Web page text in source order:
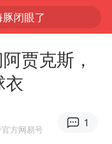
告全体市民书》
贾克斯，
衣
官方网易号
1